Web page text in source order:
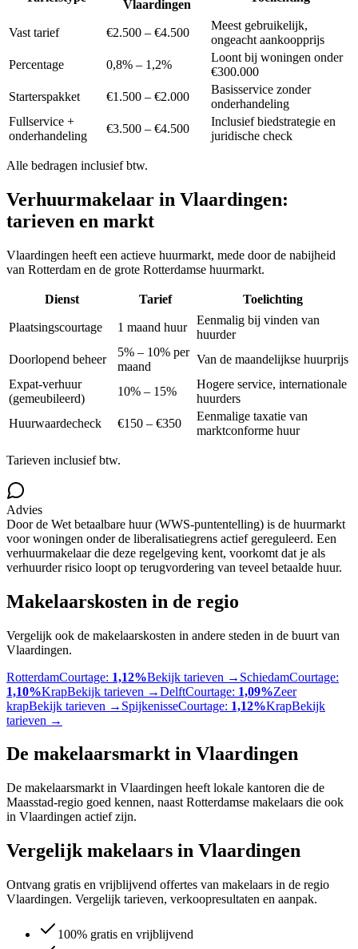
Vlaardingen
Vast tarief €2.500 – €4.500
Meest gebruikelijk,
ongeacht aankoopprijs
Percentage
0,8% – 1,2%
Loont bij woningen onder
€300.000
Starterspakket
€1.500 – €2.000
Basisservice zonder
onderhandeling
Fullservice +
onderhandeling
€3.500 – €4.500
Inclusief biedstrategie en
juridische check
Alle bedragen inclusief btw.
Verhuurmakelaar in Vlaardingen:
tarieven en markt
Vlaardingen heeft een actieve huurmarkt, mede door de nabijheid
van Rotterdam en de grote Rotterdamse huurmarkt.
Dienst Tarief Toelichting
Plaatsingscourtage 1 maand huur
Eenmalig bij vinden van
huurder
Doorlopend beheer
5% – 10% per
maand
Van de maandelijkse huurprijs
Expat-verhuur
(gemeubileerd)
10% – 15%
Hogere service, internationale
huurders
Huurwaardecheck
€150 – €350
Eenmalige taxatie van
marktconforme huur
Tarieven inclusief btw.
Advies
Door de Wet betaalbare huur (WWS-puntentelling) is de huurmarkt
voor woningen onder de liberalisatiegrens actief gereguleerd. Een
verhuurmakelaar die deze regelgeving kent, voorkomt dat je als
verhuurder risico loopt op terugvordering van teveel betaalde huur.
Makelaarskosten in de regio
Vergelijk ook de makelaarskosten in andere steden in de buurt van
Vlaardingen.
RotterdamCourtage: 1,12%Bekijk tarieven → SchiedamCourtage:
1,10%KrapBekijk tarieven →DelftCourtage: 1,09%Zeer
krapBekijk tarieven → SpijkenisseCourtage: 1,12%KrapBekijk
tarieven →
De makelaarsmarkt in Vlaardingen
De makelaarsmarkt in Vlaardingen heeft lokale kantoren die de
Maasstad-regio goed kennen, naast Rotterdamse makelaars die ook
in Vlaardingen actief zijn.
Vergelijk makelaars in Vlaardingen
Ontvang gratis en vrijblijvend offertes van makelaars in de regio
Vlaardingen. Vergelijk tarieven, verkoopresultaten en aanpak.
100% gratis en vrijblijvend